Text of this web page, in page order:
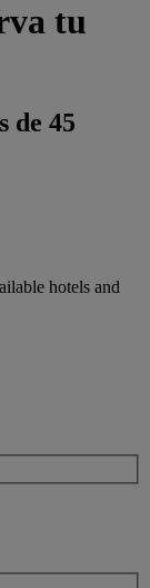
tu
de 45
hotels and